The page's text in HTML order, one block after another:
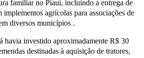
familiar no Piauí, incluindo a entrega de
implementos agrícolas para associações de
diversos municípios .
havia investido aproximadamente R$ 30
destinadas à aquisição de tratores,